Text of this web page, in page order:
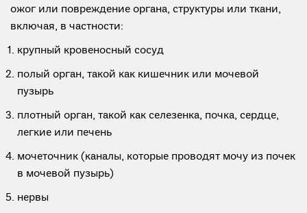
ожог или повреждение органа, структуры или ткани,
включая, в частности:
крупный кровеносный сосуд
полый орган, такой как кишечник или мочевой
пузырь
плотный орган, такой как селезенка, почка, сердце,
легкие или печень
мочеточник (каналы, которые проводят мочу из почек
в мочевой пузырь)
нервы